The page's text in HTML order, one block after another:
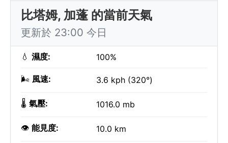
比塔姆, 加蓬 的當前天氣
更新於 23:00 今日
💧 濕度: 100%
🌬️ 風速: 3.6 kph (320°)
🌡️ 氣壓: 1016.0 mb
👁️ 能見度: 10.0 km